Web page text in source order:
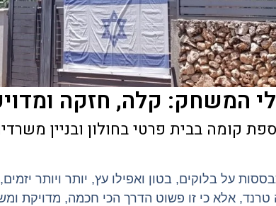
המשחק: קלה, חזקה
קומה בבית פרטי בחולון ובניין
על בלוקים, בטון ואפילו עץ, יותר ויותר
אלא כי זו פשוט הדרך הכי חכמה, מדויקת